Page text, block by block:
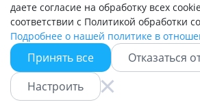
даете согласие на обработку всех
соответствии с Политикой обработки
Подробнее о нашей политике в
Принять все
Отказаться
Настроить
Отзыв согласия на обработку персональных
Политика обработки персональных данных
Соглашение об использовании сайта